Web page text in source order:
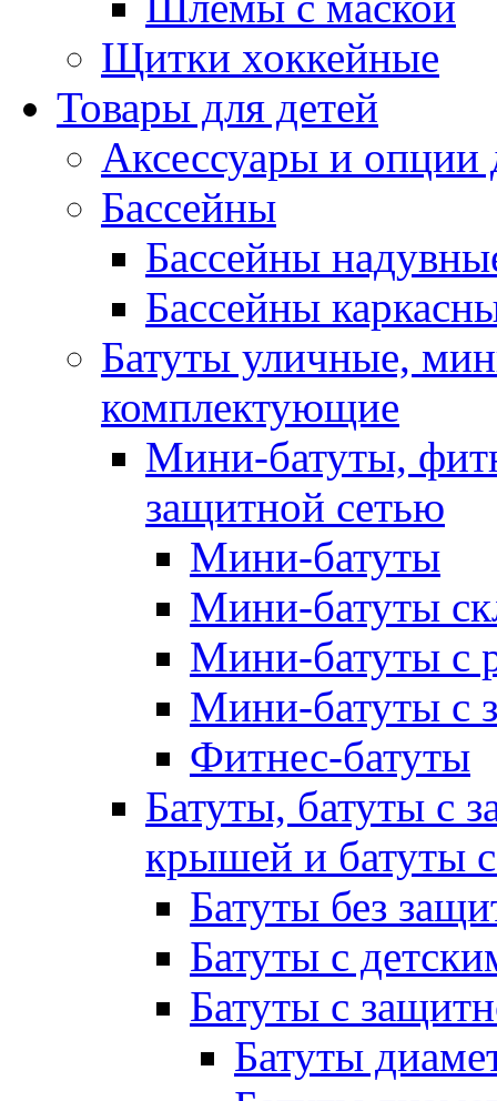
Щитки хоккейные
Товары для детей
Аксессуары и опции
Бассейны
Бассейны
Бассейны
Батуты уличные,
комплектующие
Мини-батуты,
защитной сетью
Мини-батуты
Мини-батуты
Мини-батуты с
Мини-батуты с
Фитнес-батуты
Батуты, батуты с
крышей и батуты
Батуты без
Батуты с
Батуты с
Батуты